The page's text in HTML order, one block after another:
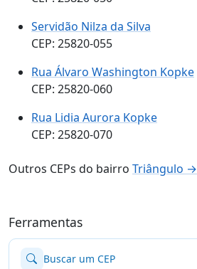
Servidão Nilza da Silva
CEP: 25820-055
Rua Álvaro Washington Kopke
CEP: 25820-060
Rua Lidia Aurora Kopke
CEP: 25820-070
Outros CEPs do bairro Triângulo →
Ferramentas
Buscar um CEP